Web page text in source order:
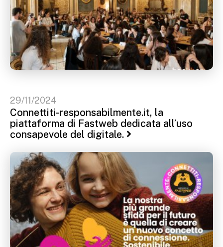
29/11/2024
Connettiti-responsabilmente.it, la
piattaforma di Fastweb dedicata all’uso
consapevole del digitale.